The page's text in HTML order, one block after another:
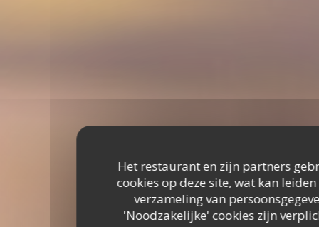
Het restaurant en zijn partners
cookies op deze site, wat kan
verzameling van
'Noodzakelijke' cookies zijn